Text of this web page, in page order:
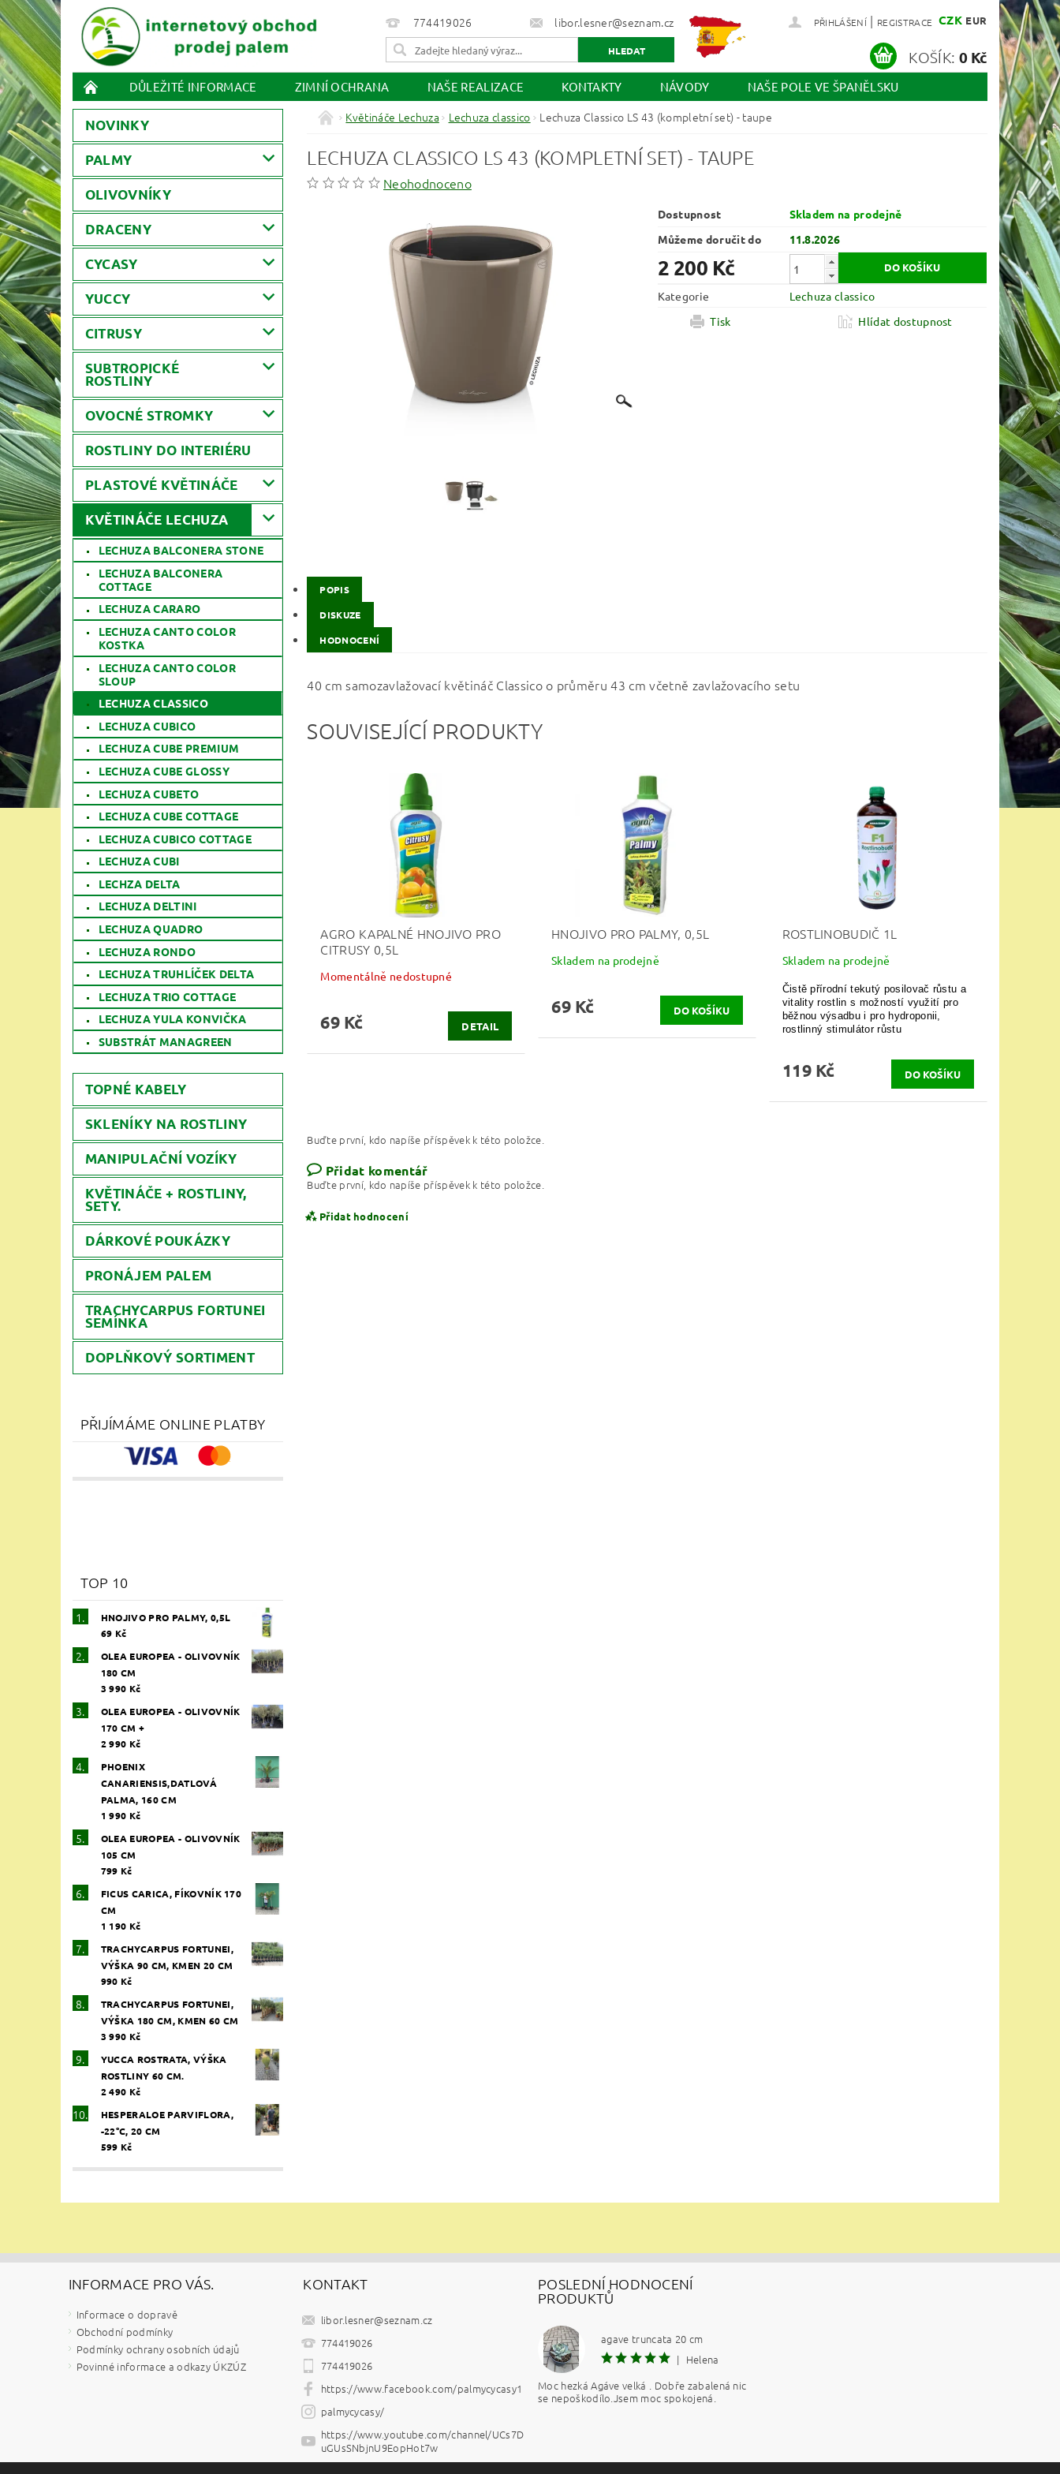
774419026 libor.lesner@seznam.cz PŘIHLÁŠENÍ | REGISTRACE CZK EUR
KOŠÍK: 0 Kč
DŮLEŽITÉ INFORMACE ZIMNÍ OCHRANA NAŠE REALIZACE KONTAKTY NÁVODY NAŠE POLE VE ŠPANĚLSKU
NOVINKY
PALMY
OLIVOVNÍKY
DRACENY
CYCASY
YUCCY
CITRUSY
SUBTROPICKÉ
ROSTLINY
OVOCNÉ STROMKY
ROSTLINY DO INTERIÉRU
PLASTOVÉ KVĚTINÁČE
KVĚTINÁČE LECHUZA
LECHUZA BALCONERA STONE
LECHUZA BALCONERA
COTTAGE
LECHUZA CARARO
LECHUZA CANTO COLOR
KOSTKA
LECHUZA CANTO COLOR
SLOUP
LECHUZA CLASSICO
LECHUZA CUBICO
LECHUZA CUBE PREMIUM
LECHUZA CUBE GLOSSY
LECHUZA CUBETO
LECHUZA CUBE COTTAGE
LECHUZA CUBICO COTTAGE
LECHUZA CUBI
LECHZA DELTA
LECHUZA DELTINI
LECHUZA QUADRO
LECHUZA RONDO
LECHUZA TRUHLÍČEK DELTA
LECHUZA TRIO COTTAGE
LECHUZA YULA KONVIČKA
SUBSTRÁT MANAGREEN
TOPNÉ KABELY
SKLENÍKY NA ROSTLINY
MANIPULAČNÍ VOZÍKY
KVĚTINÁČE + ROSTLINY,
SETY.
DÁRKOVÉ POUKÁZKY
PRONÁJEM PALEM
TRACHYCARPUS FORTUNEI
SEMÍNKA
DOPLŇKOVÝ SORTIMENT
PŘIJÍMÁME ONLINE PLATBY
TOP 10
HNOJIVO PRO PALMY, 0,5L
69 Kč
OLEA EUROPEA - OLIVOVNÍK
180 CM
3 990 Kč
OLEA EUROPEA - OLIVOVNÍK
170 CM +
2 990 Kč
PHOENIX
CANARIENSIS,DATLOVÁ
PALMA, 160 CM
1 990 Kč
OLEA EUROPEA - OLIVOVNÍK
105 CM
799 Kč
FICUS CARICA, FÍKOVNÍK 170
CM
1 190 Kč
TRACHYCARPUS FORTUNEI,
VÝŠKA 90 CM, KMEN 20 CM
990 Kč
TRACHYCARPUS FORTUNEI,
VÝŠKA 180 CM, KMEN 60 CM
3 990 Kč
YUCCA ROSTRATA, VÝŠKA
ROSTLINY 60 CM.
2 490 Kč
HESPERALOE PARVIFLORA,
-22°C, 20 CM
599 Kč
Květináče Lechuza Lechuza classico Lechuza Classico LS 43 (kompletní set) - taupe
LECHUZA CLASSICO LS 43 (KOMPLETNÍ SET) - TAUPE
Neohodnoceno
Dostupnost
Skladem na prodejně
Můžeme doručit do
11.8.2026
2 200 Kč
Kategorie
Lechuza classico
Tisk
Hlídat dostupnost
POPIS
DISKUZE
HODNOCENÍ
40 cm samozavlažovací květináč Classico o průměru 43 cm včetně zavlažovacího setu
SOUVISEJÍCÍ PRODUKTY
AGRO KAPALNÉ HNOJIVO PRO
CITRUSY 0,5L
Momentálně nedostupné
69 Kč DETAIL
HNOJIVO PRO PALMY, 0,5L
Skladem na prodejně
69 Kč
ROSTLINOBUDIČ 1L
Skladem na prodejně
Čistě přírodní tekutý posilovač růstu a
vitality rostlin s možností využití pro
běžnou výsadbu i pro hydroponii,
rostlinný stimulátor růstu
119 Kč
Buďte první, kdo napíše příspěvek k této položce.
Přidat komentář
Buďte první, kdo napíše příspěvek k této položce.
Přidat hodnocení
INFORMACE PRO VÁS.
Informace o dopravě
Obchodní podmínky
Podmínky ochrany osobních údajů
Povinné informace a odkazy ÚKZÚZ
KONTAKT
libor.lesner@seznam.cz
774419026
774419026
https://www.facebook.com/palmycycasy1
palmycycasy/
https://www.youtube.com/channel/UCs7D
uGUsSNbjnU9EopHot7w
POSLEDNÍ HODNOCENÍ
PRODUKTŮ
agave truncata 20 cm
| Helena
Moc hezká Agáve velká . Dobře zabalená nic
se nepoškodílo.Jsem moc spokojená.